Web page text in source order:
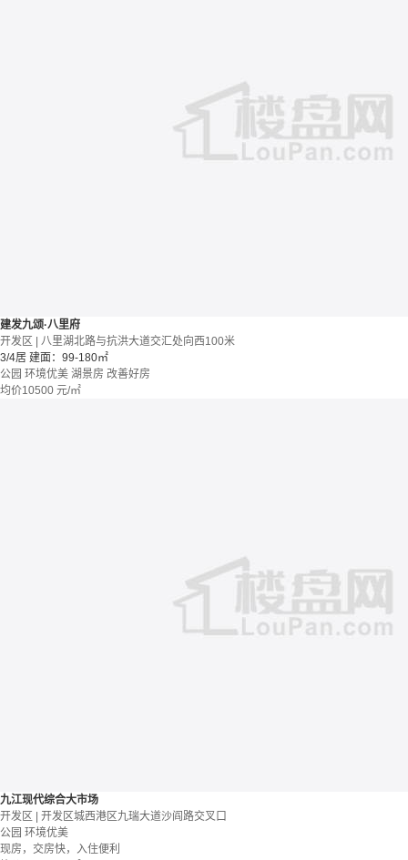
建发九颂·八里府
开发区 | 八里湖北路与抗洪大道交汇处向西100米
3/4居 建面：99-180㎡
公园 环境优美 湖景房 改善好房
均价10500 元/㎡
九江现代综合大市场
开发区 | 开发区城西港区九瑞大道沙阎路交叉口
公园 环境优美
现房，交房快，入住便利